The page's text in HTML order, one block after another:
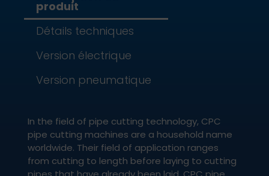
produit
Détails techniques
Version électrique
Version pneumatique
In the field of pipe cutting technology, CPC
pipe cutting machines are a household name
worldwide. Their field of application ranges
from cutting to length before laying to cutting